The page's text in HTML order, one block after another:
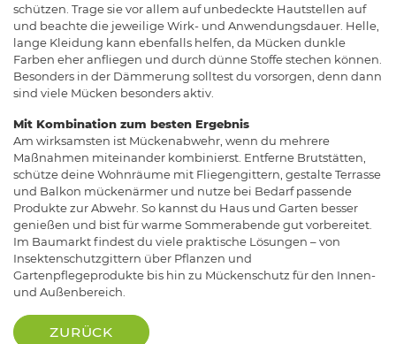
schützen. Trage sie vor allem auf unbedeckte Hautstellen auf
und beachte die jeweilige Wirk- und Anwendungsdauer. Helle,
lange Kleidung kann ebenfalls helfen, da Mücken dunkle
Farben eher anfliegen und durch dünne Stoffe stechen können.
Besonders in der Dämmerung solltest du vorsorgen, denn dann
sind viele Mücken besonders aktiv.
Mit Kombination zum besten Ergebnis
Am wirksamsten ist Mückenabwehr, wenn du mehrere
Maßnahmen miteinander kombinierst. Entferne Brutstätten,
schütze deine Wohnräume mit Fliegengittern, gestalte Terrasse
und Balkon mückenärmer und nutze bei Bedarf passende
Produkte zur Abwehr. So kannst du Haus und Garten besser
genießen und bist für warme Sommerabende gut vorbereitet.
Im Baumarkt findest du viele praktische Lösungen – von
Insektenschutzgittern über Pflanzen und
Gartenpflegeprodukte bis hin zu Mückenschutz für den Innen-
und Außenbereich.
ZURÜCK